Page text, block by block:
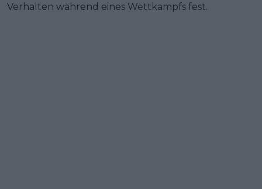
Verhalten während eines Wettkampfs fest.